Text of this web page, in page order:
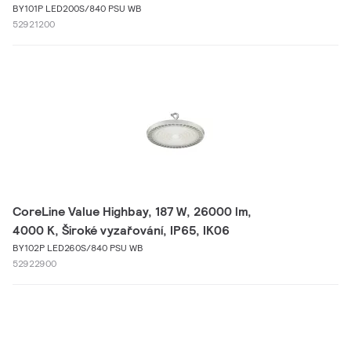
BY101P LED200S/840 PSU WB
52921200
CoreLine Value Highbay, 187 W, 26000 lm,
4000 K, Široké vyzařování, IP65, IK06
BY102P LED260S/840 PSU WB
52922900